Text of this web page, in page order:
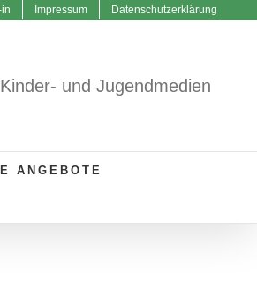
in Impressum Datenschutzerklärung
und Jugendmedien
ANGEBOTE